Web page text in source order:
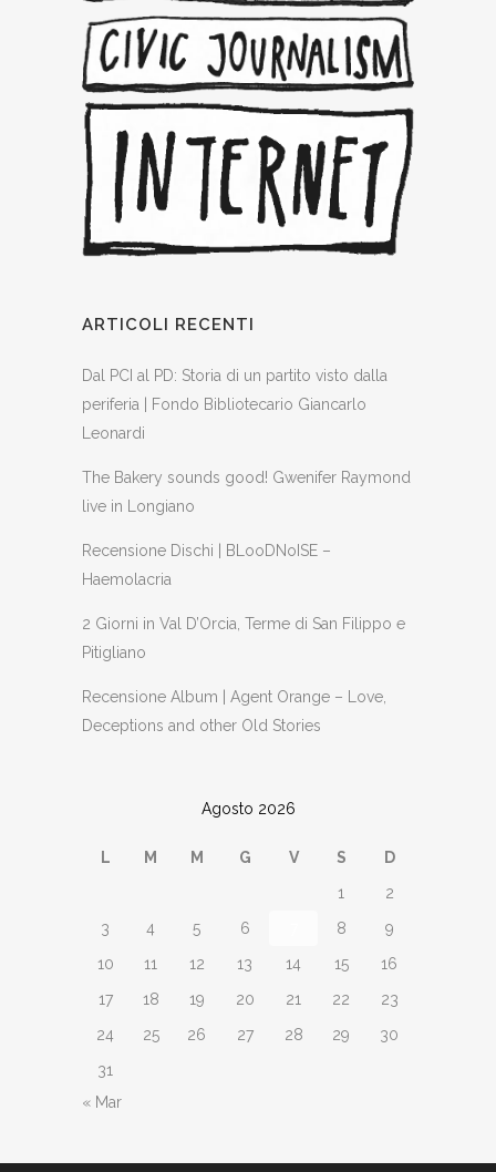
ARTICOLI RECENTI
Dal PCI al PD: Storia di un partito visto dalla
periferia | Fondo Bibliotecario Giancarlo
Leonardi
The Bakery sounds good! Gwenifer Raymond
live in Longiano
Recensione Dischi | BLooDNoISE –
Haemolacria
2 Giorni in Val D’Orcia, Terme di San Filippo e
Pitigliano
Recensione Album | Agent Orange – Love,
Deceptions and other Old Stories
Agosto 2026
L M M G V S
D
1
2
3
4 5 6 8
9
10
11 12 13 14 15
16
17
18 19 20 21 22
23
24
25 26 27 28 29
30
31
« Mar